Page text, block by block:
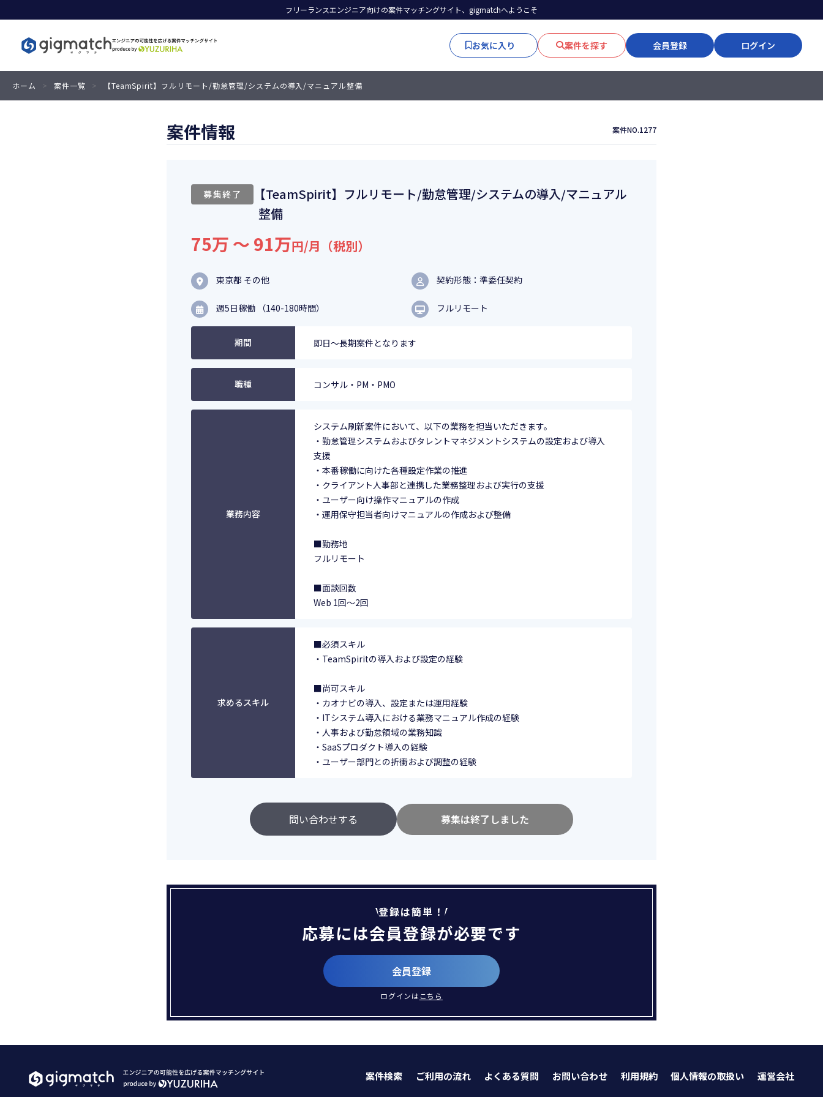
フリーランスエンジニア向けの案件マッチングサイト、gigmatchへようこそ
お気に入り 案件を探す 会員登録 ログイン
ホーム > 案件一覧 > 【TeamSpirit】フルリモート/勤怠管理/システムの導入/マニュアル整備
案件情報 案件NO.1277
募集終了
【TeamSpirit】フルリモート/勤怠管理/システムの導入/マニュアル
整備
75万 〜 91万円/月（税別）
東京都 その他 契約形態：準委任契約
週5日稼働 （140-180時間） フルリモート
期間 即日～長期案件となります
職種 コンサル・PM・PMO
業務内容
システム刷新案件において、以下の業務を担当いただきます。
・勤怠管理システムおよびタレントマネジメントシステムの設定および導入
支援
・本番稼働に向けた各種設定作業の推進
・クライアント人事部と連携した業務整理および実行の支援
・ユーザー向け操作マニュアルの作成
・運用保守担当者向けマニュアルの作成および整備
■勤務地
フルリモート
■面談回数
Web 1回～2回
求めるスキル
■必須スキル
・TeamSpiritの導入および設定の経験
■尚可スキル
・カオナビの導入、設定または運用経験
・ITシステム導入における業務マニュアル作成の経験
・人事および勤怠領域の業務知識
・SaaSプロダクト導入の経験
・ユーザー部門との折衝および調整の経験
問い合わせする 募集は終了しました
登録は簡単！
応募には会員登録が必要です
会員登録
ログインはこちら
案件検索 ご利用の流れ よくある質問 お問い合わせ 利用規約 個人情報の取扱い 運営会社